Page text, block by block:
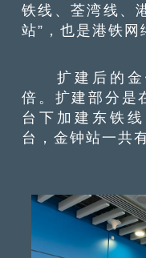
铁线、荃湾线、
站”，也是港铁网
扩建后的金
倍。扩建部分是
台下加建东铁
台，金钟站一共